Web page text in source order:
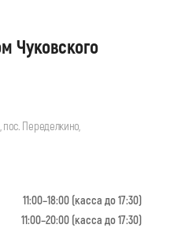
Чуковского
Переделкино,
11:00–18:00 (касса до 17:30)
11:00–20:00 (касса до 17:30)